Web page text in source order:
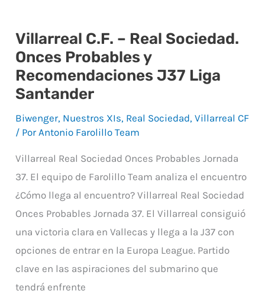
Villarreal C.F. – Real Sociedad.
Onces Probables y
Recomendaciones J37 Liga
Santander
Biwenger, Nuestros XIs, Real Sociedad,Villarreal CF
/ PorAntonio Farolillo Team
Villarreal Real Sociedad Onces Probables Jornada
37. El equipo de Farolillo Team analiza el encuentro
¿Cómo llega al encuentro? Villarreal Real Sociedad
Onces Probables Jornada 37. El Villarreal consiguió
una victoria clara en Vallecas y llega a la J37 con
opciones de entrar en la Europa League. Partido
clave en las aspiraciones del submarino que
tendrá enfrente
Villarreal
C.F.
–
Real
Sociedad.
Onces
Recomendaciones